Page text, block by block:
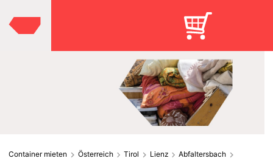
Container mieten Österreich Tirol Lienz
Abfaltersbach